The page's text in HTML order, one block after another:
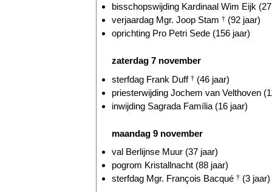
bisschopswijding Kardinaal Wim Eijk
verjaardag Mgr. Joop Stam † (92 jaar)
oprichting Pro Petri Sede (156 jaar)
zaterdag 7 november
sterfdag Frank Duff † (46 jaar)
priesterwijding Jochem van Velthoven
inwijding Sagrada Família (16 jaar)
maandag 9 november
val Berlijnse Muur (37 jaar)
pogrom Kristallnacht (88 jaar)
sterfdag Mgr. François Bacqué † (3 jaar)